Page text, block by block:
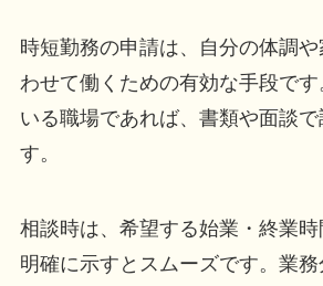
時短勤務の申請は、自分の体調
わせて働くための有効な手段で
いる職場であれば、書類や面談
す。
相談時は、希望する始業・終業
明確に示すとスムーズです。業